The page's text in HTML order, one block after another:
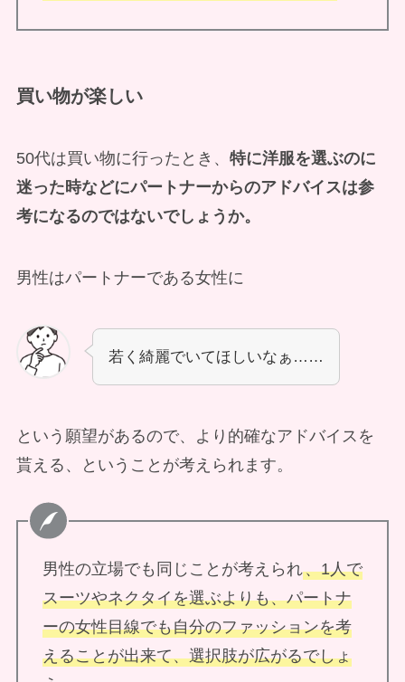
買い物が楽しい
50代は買い物に行ったとき、 特に洋服を選ぶのに
迷った時などにパートナーからのアドバイスは参
考になるのではないでしょうか。
男性はパートナーである女性に
若く綺麗でいてほしいなぁ……
という願望があるので、より的確なアドバイスを
貰える、ということが考えられます。
男性の立場でも同じことが考えられ、1人で
スーツやネクタイを選ぶよりも、パートナ
ーの女性目線でも自分のファッションを考
えることが出来て、選択肢が広がるでしょ